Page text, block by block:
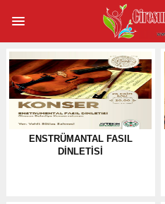
ENSTRÜMANTAL FASIL
DINLETISI